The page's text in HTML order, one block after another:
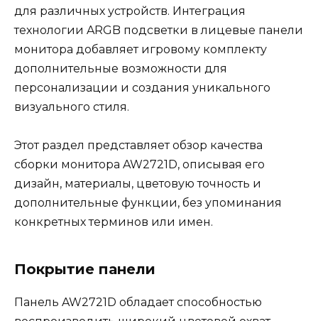
для различных устройств. Интеграция
технологии ARGB подсветки в лицевые панели
монитора добавляет игровому комплекту
дополнительные возможности для
персонализации и создания уникального
визуального стиля.
Этот раздел представляет обзор качества
сборки монитора AW2721D, описывая его
дизайн, материалы, цветовую точность и
дополнительные функции, без упоминания
конкретных терминов или имен.
Покрытие панели
Панель AW2721D обладает способностью